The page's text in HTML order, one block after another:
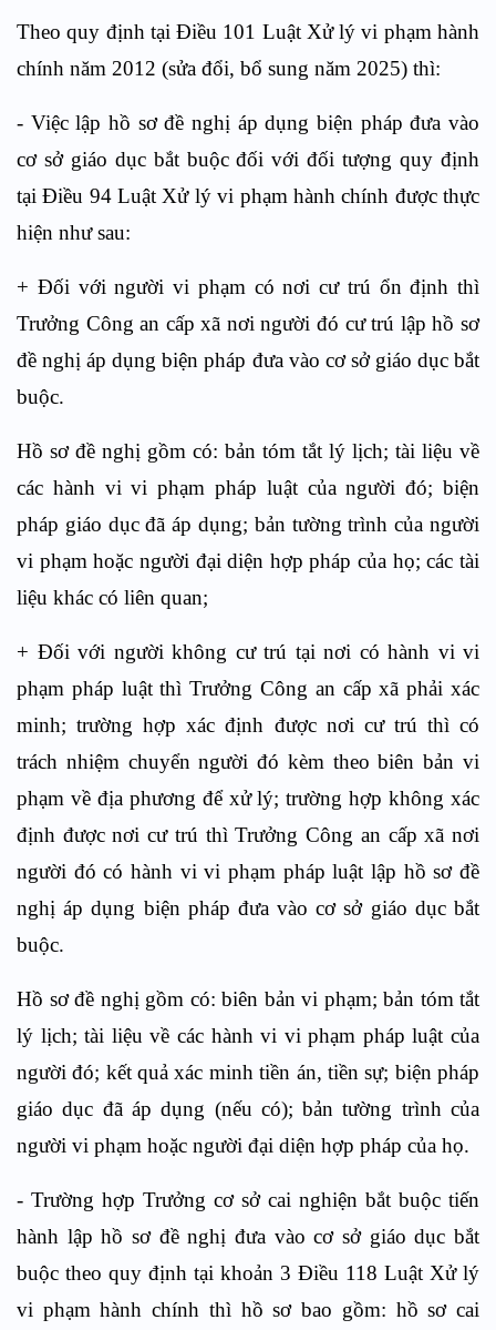
Theo quy định tại Điều 101 Luật Xử lý vi phạm hành
chính năm 2012 (sửa đổi, bổ sung năm 2025) thì:
- Việc lập hồ sơ đề nghị áp dụng biện pháp đưa vào
cơ sở giáo dục bắt buộc đối với đối tượng quy định
tại Điều 94 Luật Xử lý vi phạm hành chính được thực
hiện như sau:
+ Đối với người vi phạm có nơi cư trú ổn định thì
Trưởng Công an cấp xã nơi người đó cư trú lập hồ sơ
đề nghị áp dụng biện pháp đưa vào cơ sở giáo dục bắt
buộc.
Hồ sơ đề nghị gồm có: bản tóm tắt lý lịch; tài liệu về
các hành vi vi phạm pháp luật của người đó; biện
pháp giáo dục đã áp dụng; bản tường trình của người
vi phạm hoặc người đại diện hợp pháp của họ; các tài
liệu khác có liên quan;
+ Đối với người không cư trú tại nơi có hành vi vi
phạm pháp luật thì Trưởng Công an cấp xã phải xác
minh; trường hợp xác định được nơi cư trú thì có
trách nhiệm chuyển người đó kèm theo biên bản vi
phạm về địa phương để xử lý; trường hợp không xác
định được nơi cư trú thì Trưởng Công an cấp xã nơi
người đó có hành vi vi phạm pháp luật lập hồ sơ đề
nghị áp dụng biện pháp đưa vào cơ sở giáo dục bắt
buộc.
Hồ sơ đề nghị gồm có: biên bản vi phạm; bản tóm tắt
lý lịch; tài liệu về các hành vi vi phạm pháp luật của
người đó; kết quả xác minh tiền án, tiền sự; biện pháp
giáo dục đã áp dụng (nếu có); bản tường trình của
người vi phạm hoặc người đại diện hợp pháp của họ.
- Trường hợp Trưởng cơ sở cai nghiện bắt buộc tiến
hành lập hồ sơ đề nghị đưa vào cơ sở giáo dục bắt
buộc theo quy định tại khoản 3 Điều 118 Luật Xử lý
vi phạm hành chính thì hồ sơ bao gồm: hồ sơ cai